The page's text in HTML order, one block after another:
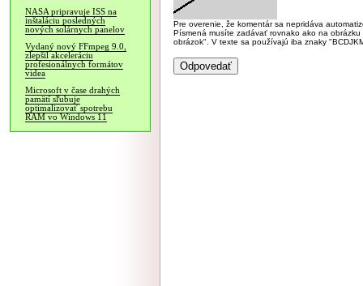
NASA pripravuje ISS na
inštaláciu posledných
nových solárnych panelov
Vydaný nový FFmpeg 9.0,
zlepšil akceleráciu
profesionálnych formátov
videa
Microsoft v čase drahých
pamätí sľubuje
optimalizovať spotrebu
RAM vo Windows 11
Pre overenie, že komentár sa nepridáva
Písmená musíte zadávať rovnako ako na
obrázok". V texte sa používajú iba znaky